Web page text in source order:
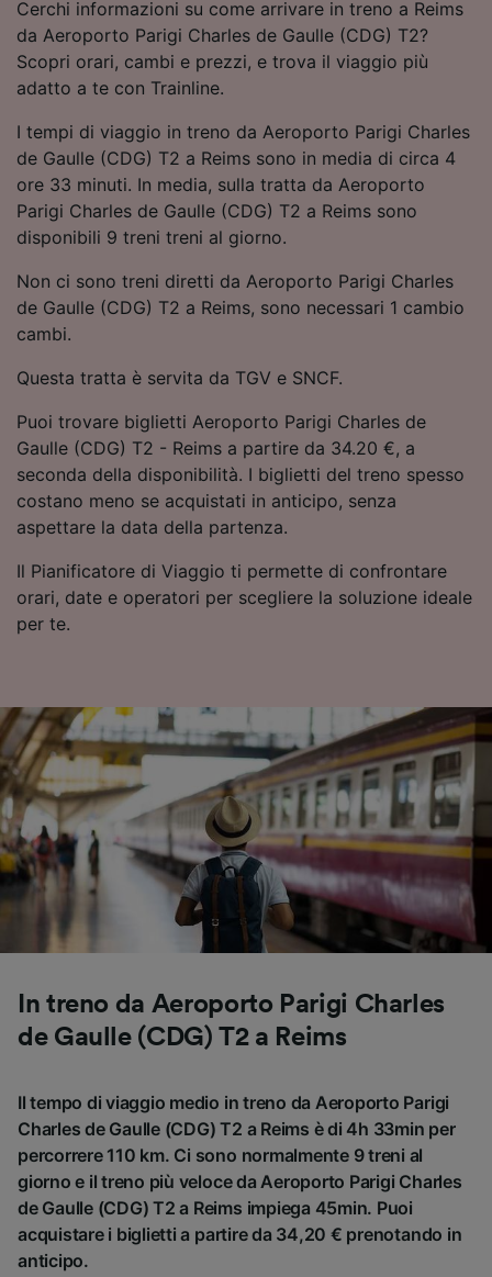
Cerchi informazioni su come arrivare in treno a Reims
da Aeroporto Parigi Charles de Gaulle (CDG) T2?
Scopri orari, cambi e prezzi, e trova il viaggio più
adatto a te con Trainline.
I tempi di viaggio in treno da Aeroporto Parigi Charles
de Gaulle (CDG) T2 a Reims sono in media di circa 4
ore 33 minuti. In media, sulla tratta da Aeroporto
Parigi Charles de Gaulle (CDG) T2 a Reims sono
disponibili 9 treni treni al giorno.
Non ci sono treni diretti da Aeroporto Parigi Charles
de Gaulle (CDG) T2 a Reims, sono necessari 1 cambio
cambi.
Questa tratta è servita da TGV e SNCF.
Puoi trovare biglietti Aeroporto Parigi Charles de
Gaulle (CDG) T2 - Reims a partire da 34.20 €, a
seconda della disponibilità. I biglietti del treno spesso
costano meno se acquistati in anticipo, senza
aspettare la data della partenza.
Il Pianificatore di Viaggio ti permette di confrontare
orari, date e operatori per scegliere la soluzione ideale
per te.
In treno da Aeroporto Parigi Charles
de Gaulle (CDG) T2 a Reims
Il tempo di viaggio medio in treno da Aeroporto Parigi
Charles de Gaulle (CDG) T2 a Reims è di 4h 33min per
percorrere 110 km. Ci sono normalmente 9 treni al
giorno e il treno più veloce da Aeroporto Parigi Charles
de Gaulle (CDG) T2 a Reims impiega 45min. Puoi
acquistare i biglietti a partire da 34,20 € prenotando in
anticipo.
Utilizzare dati di geolocalizzazione precisi.
Scansione attiva delle caratteristiche del
dispositivo ai fini dell’identificazione.
Archiviare informazioni su dispositivo e/o
personalizzati, misurazione delle prestazioni
dei contenuti e degli annunci, ricerche sul
pubblico, sviluppo di servizi.
Elenco dei partner (fornitori)